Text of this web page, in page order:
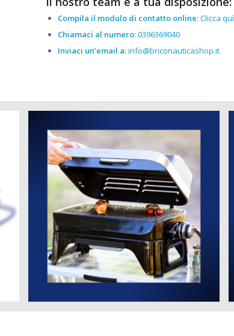
Compila il modulo di contatto online:Clicca quì
Chiamaci al numero:0396369040
Inviaci un’email a:info@briconauticashop.it